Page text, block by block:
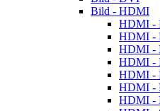
Bild - HDMI
HDMI -
HDMI -
HDMI -
HDMI -
HDMI -
HDMI -
HDMI -